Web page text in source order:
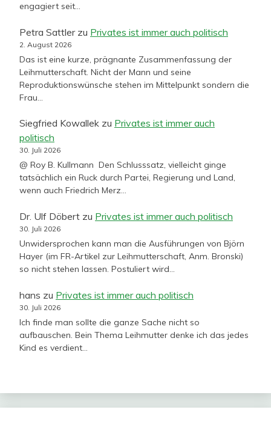
engagiert seit…
Petra Sattlerzu Privates ist immer auch politisch
2. August 2026
Das ist eine kurze, prägnante Zusammenfassung der
Leihmutterschaft. Nicht der Mann und seine
Reproduktionswünsche stehen im Mittelpunkt sondern die
Frau…
Siegfried Kowallek zu Privates ist immer auch
politisch
30. Juli 2026
@ Roy B. Kullmann Den Schlusssatz, vielleicht ginge
tatsächlich ein Ruck durch Partei, Regierung und Land,
wenn auch Friedrich Merz…
Dr. Ulf Döbert zu Privates ist immer auch politisch
30. Juli 2026
Unwidersprochen kann man die Ausführungen von Björn
Hayer (im FR-Artikel zur Leihmutterschaft, Anm. Bronski)
so nicht stehen lassen. Postuliert wird…
hans zu Privates ist immer auch politisch
30. Juli 2026
Ich finde man sollte die ganze Sache nicht so
aufbauschen. Bein Thema Leihmutter denke ich das jedes
Kind es verdient…